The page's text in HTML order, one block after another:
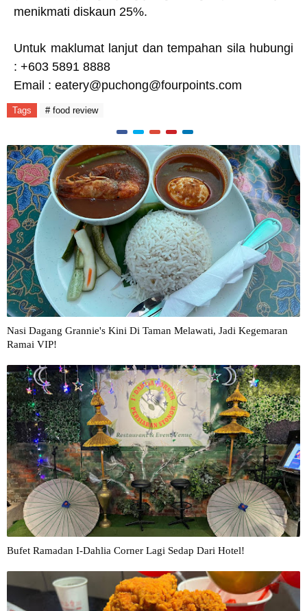
menikmati diskaun 25%.
Untuk maklumat lanjut dan tempahan sila hubungi
: +603 5891 8888
Email : eatery@puchong@fourpoints.com
Tags # food review
Nasi Dagang Grannie's Kini Di Taman Melawati, Jadi Kegemaran
Ramai VIP!
Bufet Ramadan I-Dahlia Corner Lagi Sedap Dari Hotel!